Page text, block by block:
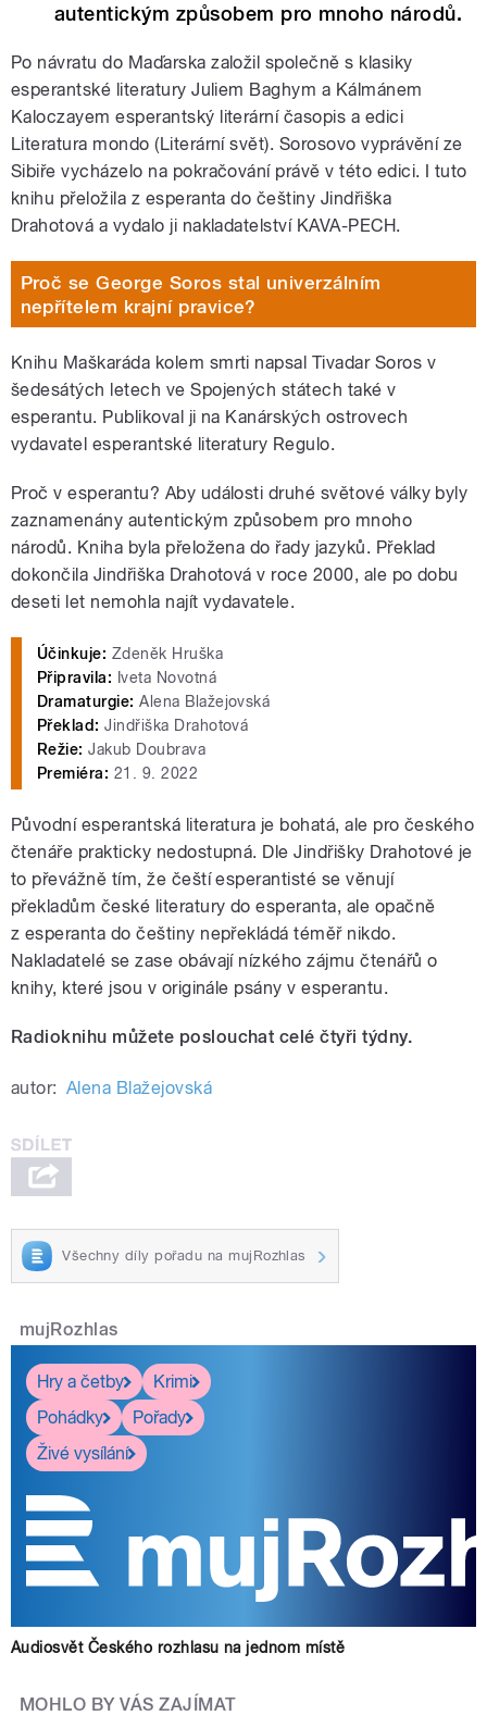
autentickým způsobem pro mnoho národů.
Po návratu do Maďarska založil společně s klasiky
esperantské literatury Juliem Baghym a Kálmánem
Kaloczayem esperantský literární časopis a edici
Literatura mondo (Literární svět). Sorosovo vyprávění ze
Sibiře vycházelo na pokračování právě v této edici. I tuto
knihu přeložila z esperanta do češtiny Jindřiška
Drahotová a vydalo ji nakladatelství KAVA-PECH.
Proč se George Soros stal univerzálním
nepřítelem krajní pravice?
Knihu Maškaráda kolem smrti napsal Tivadar Soros v
šedesátých letech ve Spojených státech také v
esperantu. Publikoval ji na Kanárských ostrovech
vydavatel esperantské literatury Regulo.
Proč v esperantu? Aby události druhé světové války byly
zaznamenány autentickým způsobem pro mnoho
národů. Kniha byla přeložena do řady jazyků. Překlad
dokončila Jindřiška Drahotová v roce 2000, ale po dobu
deseti let nemohla najít vydavatele.
Účinkuje: Zdeněk Hruška
Připravila: Iveta Novotná
Dramaturgie: Alena Blažejovská
Překlad: Jindřiška Drahotová
Režie: Jakub Doubrava
Premiéra: 21. 9. 2022
Původní esperantská literatura je bohatá, ale pro českého
čtenáře prakticky nedostupná. Dle Jindřišky Drahotové je
to převážně tím, že čeští esperantisté se věnují
překladům české literatury do esperanta, ale opačně
z esperanta do češtiny nepřekládá téměř nikdo.
Nakladatelé se zase obávají nízkého zájmu čtenářů o
knihy, které jsou v originále psány v esperantu.
Radioknihu můžete poslouchat celé čtyři týdny.
autor: Alena Blažejovská
Všechny díly pořadu na mujRozhlas
mujRozhlas
Hry a četby
Krimi
Pohádky
Pořady
Živé vysílání
Audiosvět Českého rozhlasu na jednom místě
MOHLO BY VÁS ZAJÍMAT